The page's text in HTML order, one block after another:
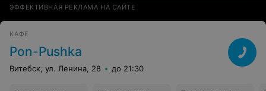
ЭФФЕКТИВНАЯ РЕКЛАМА НА САЙТЕ
КАФЕ
Pon-Pushka
Витебск, ул. Ленина, 28 до 21:30